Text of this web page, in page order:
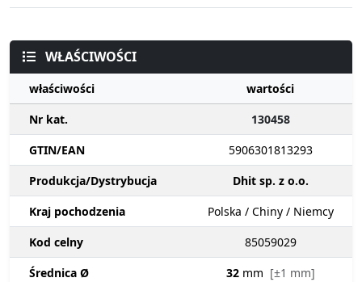
WŁAŚCIWOŚCI
właściwości
wartości
Nr kat.
130458
GTIN/EAN
5906301813293
Produkcja/Dystrybucja
Dhit sp. z o.o.
Kraj pochodzenia
Polska / Chiny / Niemcy
Kod celny
85059029
Średnica Ø
32 mm [±1 mm]